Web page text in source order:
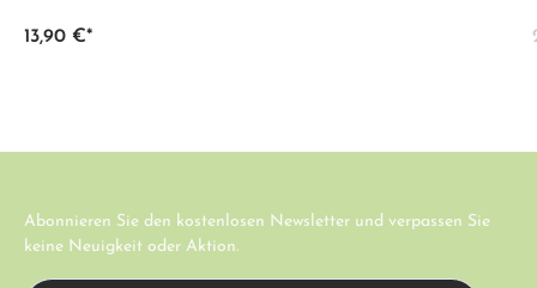
13,90 €*
Abonnieren Sie den kostenlosen Newsletter und verpassen Sie
keine Neuigkeit oder Aktion.